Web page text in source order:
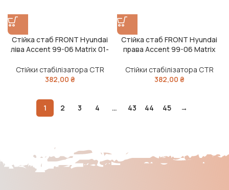
Стійка стаб FRONT Hyundai
ліва Accent 99-06 Matrix 01-
18L (вир-во CTR)
Стійки стабілізатора CTR
382,00 ₴
Стійка стаб FRONT Hyundai
права Accent 99-06 Matrix
18R (вир-во CTR)
Стійки стабілізатора CTR
382,00 ₴
1 2 3 4 … 43 44 45 →